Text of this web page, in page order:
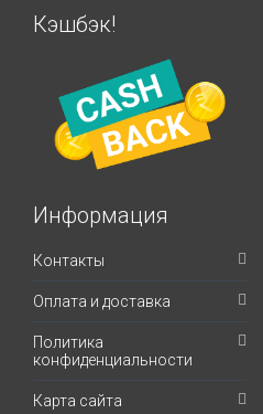
Кэшбэк!
Информация
Контакты
Оплата и доставка
Политика
конфиденциальности
Карта сайта